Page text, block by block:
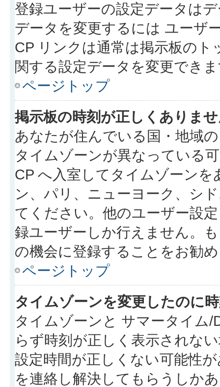
登録ユーザーの設定データは
データを変更するには ユーザ
CP リンクは通常は掲示板の
関する設定データを変更でき
ページトップ
掲示板の時刻が正しくありま
あなたが住んでいる国・地域
タイムゾーンが異なっている
CP へ入室してタイムゾーン
ン、パリ、ニューヨーク、シ
てください。他のユーザー設
録ユーザーしか行えません。
の機会に登録することをお勧
ページトップ
タイムゾーンを変更したのに
タイムゾーンと サマータイム
らず時刻が正しく表示されな
設定時間が正しくない可能性
を連絡し解決してもらうしか